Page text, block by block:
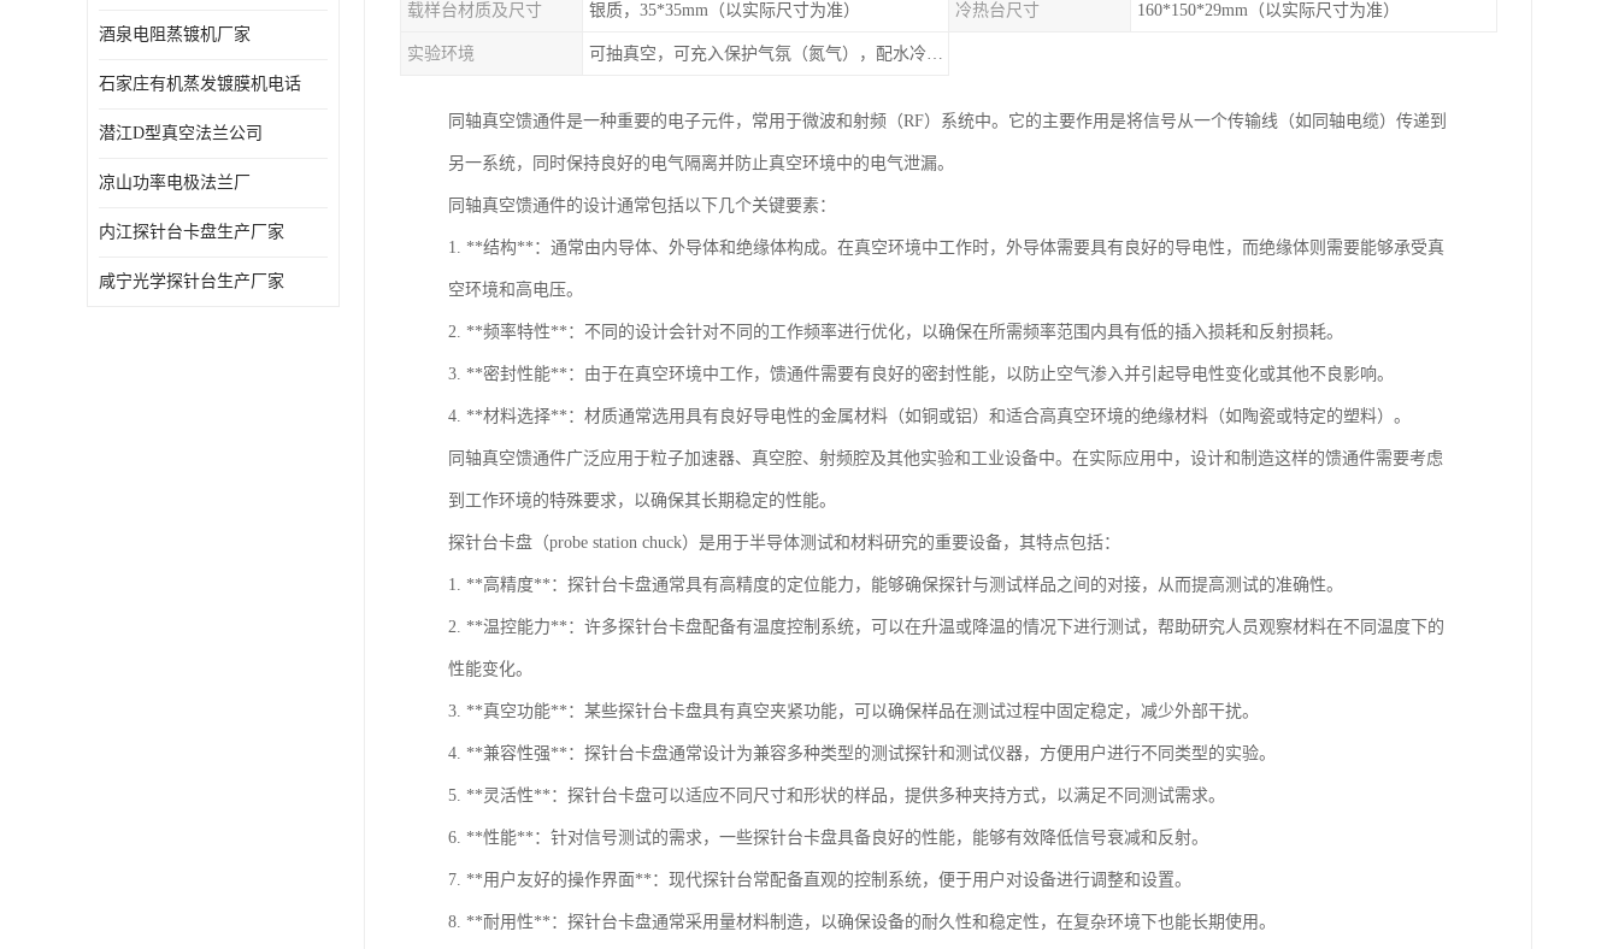
酒泉电阻蒸镀机厂家
石家庄有机蒸发镀膜机电话
潜江D型真空法兰公司
凉山功率电极法兰厂
内江探针台卡盘生产厂家
咸宁光学探针台生产厂家
载样台材质及尺寸 银质，35*35mm（以实际尺寸为准） 冷热台尺寸 160*150*29mm（以实际尺寸为准）
实验环境 可抽真空，可充入保护气氛（氮气），配水冷接口
同轴真空馈通件是一种重要的电子元件，常用于微波和射频（RF）系统中。它的主要作用是将信号从一个传输线（如同轴电缆）传递到
另一系统，同时保持良好的电气隔离并防止真空环境中的电气泄漏。
同轴真空馈通件的设计通常包括以下几个关键要素：
1. **结构**：通常由内导体、外导体和绝缘体构成。在真空环境中工作时，外导体需要具有良好的导电性，而绝缘体则需要能够承受真
空环境和高电压。
2. **频率特性**：不同的设计会针对不同的工作频率进行优化，以确保在所需频率范围内具有低的插入损耗和反射损耗。
3. **密封性能**：由于在真空环境中工作，馈通件需要有良好的密封性能，以防止空气渗入并引起导电性变化或其他不良影响。
4. **材料选择**：材质通常选用具有良好导电性的金属材料（如铜或铝）和适合高真空环境的绝缘材料（如陶瓷或特定的塑料）。
同轴真空馈通件广泛应用于粒子加速器、真空腔、射频腔及其他实验和工业设备中。在实际应用中，设计和制造这样的馈通件需要考虑
到工作环境的特殊要求，以确保其长期稳定的性能。
探针台卡盘（probe station chuck）是用于半导体测试和材料研究的重要设备，其特点包括：
1. **高精度**：探针台卡盘通常具有高精度的定位能力，能够确保探针与测试样品之间的对接，从而提高测试的准确性。
2. **温控能力**：许多探针台卡盘配备有温度控制系统，可以在升温或降温的情况下进行测试，帮助研究人员观察材料在不同温度下的
性能变化。
3. **真空功能**：某些探针台卡盘具有真空夹紧功能，可以确保样品在测试过程中固定稳定，减少外部干扰。
4. **兼容性强**：探针台卡盘通常设计为兼容多种类型的测试探针和测试仪器，方便用户进行不同类型的实验。
5. **灵活性**：探针台卡盘可以适应不同尺寸和形状的样品，提供多种夹持方式，以满足不同测试需求。
6. **性能**：针对信号测试的需求，一些探针台卡盘具备良好的性能，能够有效降低信号衰减和反射。
7. **用户友好的操作界面**：现代探针台常配备直观的控制系统，便于用户对设备进行调整和设置。
8. **耐用性**：探针台卡盘通常采用量材料制造，以确保设备的耐久性和稳定性，在复杂环境下也能长期使用。